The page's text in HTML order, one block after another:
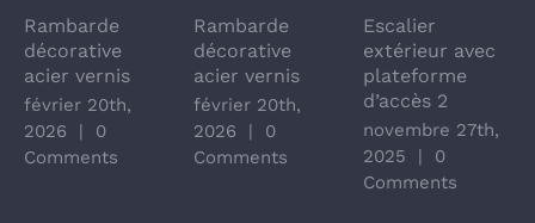
Rambarde
décorative
acier vernis
février 20th,
2026
|
0
Comments
Rambarde
décorative
acier vernis
février 20th,
2026
|
0
Comments
Escalier
extérieur avec
plateforme
d’accès 2
novembre 27th,
2025
|
0
Comments